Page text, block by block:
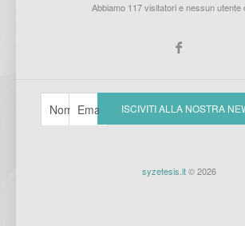
Abbiamo 117 visitatori e nessun utente
syzetesis.it© 2026